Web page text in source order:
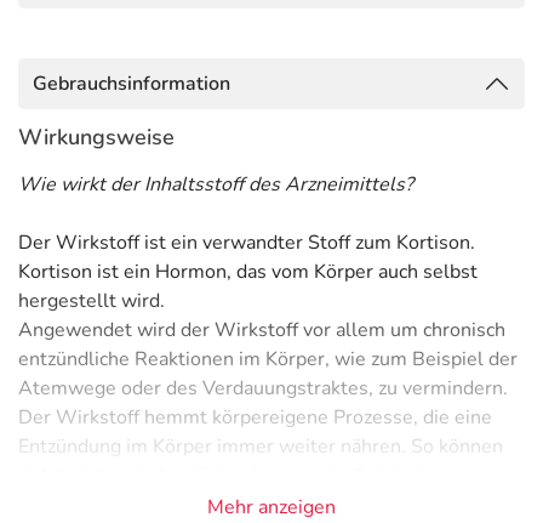
Gebrauchsinformation
Wirkungsweise
Wie wirkt der Inhaltsstoff des Arzneimittels?
Der Wirkstoff ist ein verwandter Stoff zum Kortison.
Kortison ist ein Hormon, das vom Körper auch selbst
hergestellt wird.
Angewendet wird der Wirkstoff vor allem um chronisch
entzündliche Reaktionen im Körper, wie zum Beispiel der
Atemwege oder des Verdauungstraktes, zu vermindern.
Der Wirkstoff hemmt körpereigene Prozesse, die eine
Entzündung im Körper immer weiter nähren. So können
verselbständigen und durch Schwellungen der
Mehr anzeigen